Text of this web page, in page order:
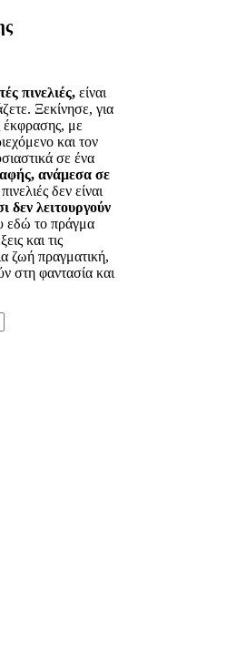
πινελιές, είναι
Ξεκίνησε, για
έκφρασης, με
και τον
σε ένα
ανάμεσα σε
δεν είναι
δεν λειτουργούν
εδώ το πράγμα
και τις
ζωή πραγματική,
στη φαντασία και